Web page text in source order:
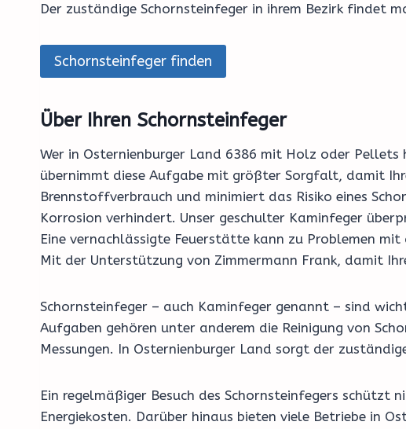
Der zuständige Schornsteinfeger in ihrem Bezirk findet
Schornsteinfeger finden
Über Ihren Schornsteinfeger
Wer in Osternienburger Land 6386 mit Holz oder
übernimmt diese Aufgabe mit größter Sorgfalt, damit
Brennstoffverbrauch und minimiert das Risiko eines
Korrosion verhindert. Unser geschulter Kaminfeger
Eine vernachlässigte Feuerstätte kann zu Problemen
Mit der Unterstützung von Zimmermann Frank, damit
Schornsteinfeger – auch Kaminfeger genannt – sind
Aufgaben gehören unter anderem die Reinigung von
Messungen. In Osternienburger Land sorgt der
Ein regelmäßiger Besuch des Schornsteinfegers
Energiekosten. Darüber hinaus bieten viele Betriebe in